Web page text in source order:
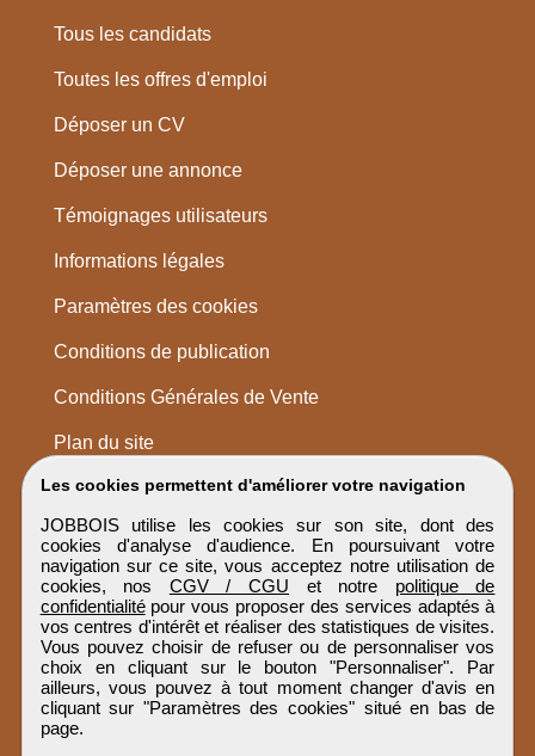
Les cookies permettent d'améliorer votre navigation
JOBBOIS utilise les cookies sur son site, dont des
cookies d'analyse d'audience. En poursuivant votre
navigation sur ce site, vous acceptez notre utilisation de
cookies, nos CGV / CGU et notre politique de
confidentialitépour vous proposer des services adaptés à
vos centres d'intérêt et réaliser des statistiques de visites.
Vous pouvez choisir de refuser ou de personnaliser vos
choix en cliquant sur le bouton "Personnaliser". Par
ailleurs, vous pouvez à tout moment changer d'avis en
cliquant sur "Paramètres des cookies" situé en bas de
page.
Tous les candidats
Toutes les offres d'emploi
Déposer un CV
Déposer une annonce
Témoignages utilisateurs
Informations légales
Paramètres des cookies
Conditions de publication
Conditions Générales de Vente
Plan du site